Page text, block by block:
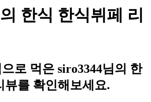
한식 한식뷔페 리
로 먹은 siro3344님의 한
뷰를 확인해보세요.